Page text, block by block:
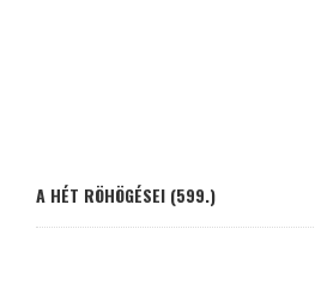
A HÉT RÖHÖGÉSEI (599.)